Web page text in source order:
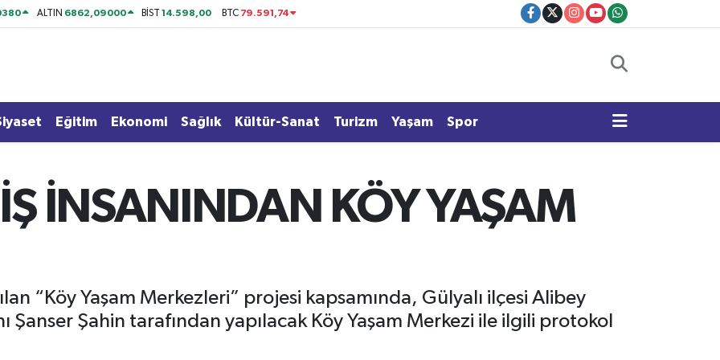
ALTIN 6862,09000 BİST14.598,00 BTC 79.591,74
Eğitim Ekonomi Sağlık Kültür-Sanat Turizm Yaşam Spor
İŞ İNSANINDAN KÖY YAŞAM
“Köy Yaşam Merkezleri” projesi kapsamında, Gülyalı ilçesi Alibey
Şanser Şahin tarafından yapılacak Köy Yaşam Merkezi ile ilgili protokol